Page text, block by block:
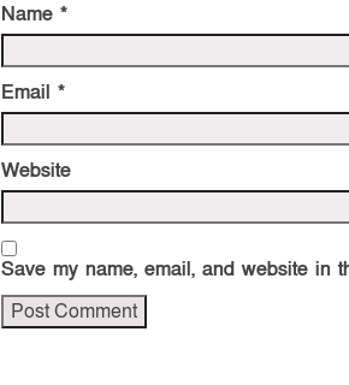
Name *
Email *
Website
Save my name, email, and website in